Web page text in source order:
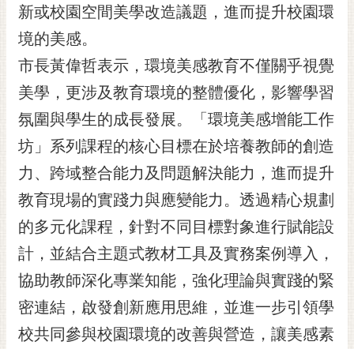
花
泉
桐
花
祭
站
導
訂
閱
RSS
訂
閱
子
新或校園空間美學改造議題，進而提升校園環
境的美感。
市長黃偉哲表示，環境美感教育不僅關乎視覺
美學，更涉及教育環境的整體優化，影響學習
氛圍與學生的成長發展。「環境美感增能工作
坊」系列課程的核心目標在於培養教師的創造
力、跨域整合能力及問題解決能力，進而提升
教育現場的實踐力與應變能力。透過精心規劃
的多元化課程，針對不同目標對象進行賦能設
計，並結合主題式教材工具及實務案例導入，
協助教師深化專業知能，強化理論與實踐的緊
密連結，啟發創新應用思維，並進一步引領學
校共同參與校園環境的改善與營造，讓美感素